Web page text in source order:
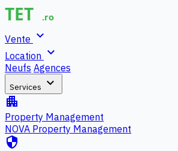
Vente expand_more
Location expand_more
Neufs Agences
Services expand_more
apartment
Property Management
NOVA Property Management
security